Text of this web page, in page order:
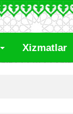
Xizmatlar